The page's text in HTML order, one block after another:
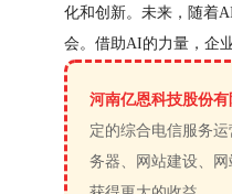
化和创新。未来，随着
会。借助AI的力量，企
河南亿恩科技股份
定的综合电信服务
务器、网站建设、